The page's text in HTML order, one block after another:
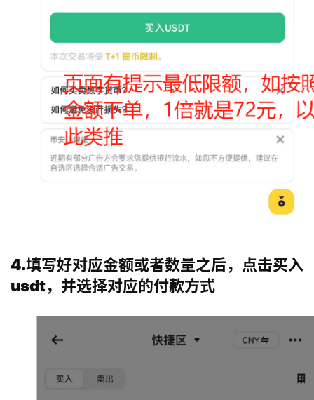
4.填写好对应金额或者数量之后，点击买入
usdt，并选择对应的付款方式